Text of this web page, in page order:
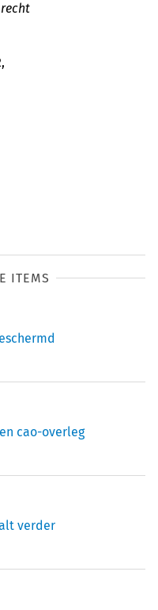
ITEMS
cao-overleg
verder